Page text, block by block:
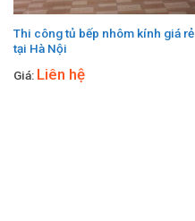
Thi công tủ bếp nhôm kính giá rẻ
tại Hà Nội
Giá: Liên hệ